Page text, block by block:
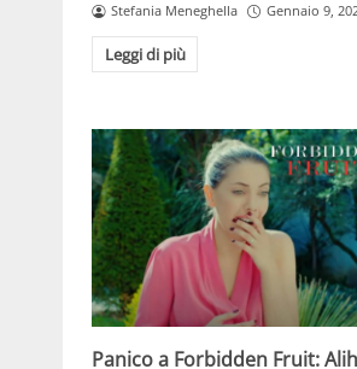
Stefania Meneghella Gennaio 9,
Leggi di più
Panico a Forbidden Fruit: